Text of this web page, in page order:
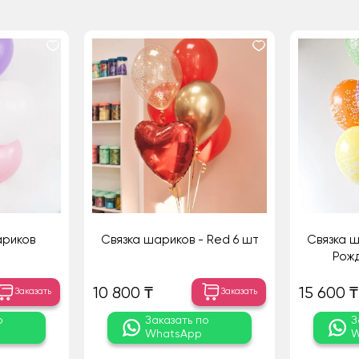
Заказать
Связка шариков - Red 6 шт
10 800 ₸ Заказать
Заказать по
WhatsApp
Связка
15 600 ₸